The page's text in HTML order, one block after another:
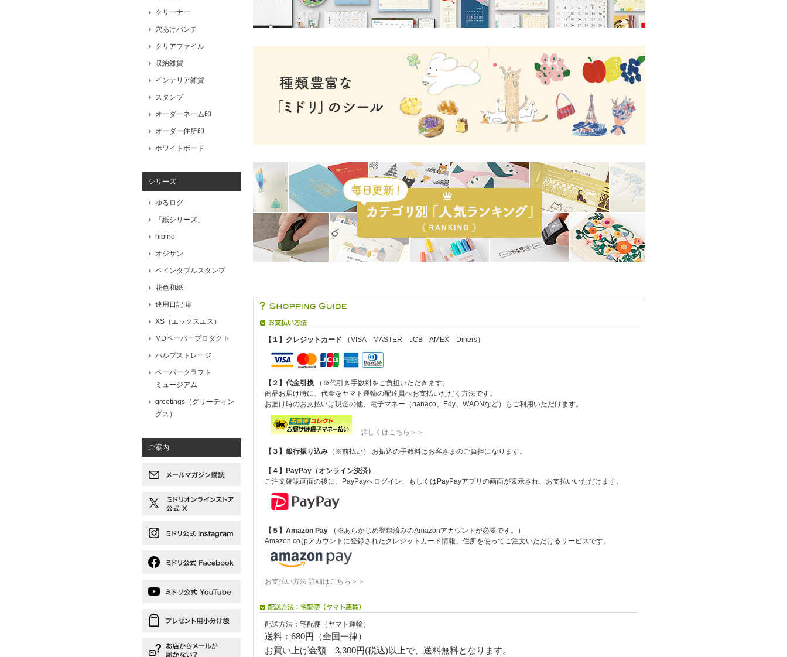
クリーナー
穴あけパンチ
クリアファイル
収納雑貨
インテリア雑貨
スタンプ
オーダーネーム印
オーダー住所印
ホワイトボード
シリーズ
ゆるログ
「紙シリーズ」
hibino
オジサン
ペインタブルスタンプ
花色和紙
連用日記 扉
XS（エックスエス）
MDペーパープロダクト
パルプストレージ
ペーパークラフト
ミュージアム
greetings（グリーティン
グス）
ご案内
【１】クレジットカード （VISA MASTER JCB AMEX Diners）
【２】代金引換 （※代引き手数料をご負担いただきます）
商品お届け時に、代金をヤマト運輸の配達員へお支払いただく方法です。
お届け時のお支払いは現金の他、電子マネー（nanaco、Edy、WAONなど）もご利用いただけます。
詳しくはこちら＞＞
【３】銀行振り込み （※前払い） お振込の手数料はお客さまのご負担になります。
【４】PayPay（オンライン決済）
ご注文確認画面の後に、PayPayへログイン、もしくはPayPayアプリの画面が表示され、お支払いいただけます。
【５】Amazon Pay （※あらかじめ登録済みのAmazonアカウントが必要です。）
Amazon.co.jpアカウントに登録されたクレジットカード情報、住所を使ってご注文いただけるサービスです。
お支払い方法 詳細はこちら＞＞
配送方法：宅配便（ヤマト運輸）
送料：680円（全国一律）
お買い上げ金額 3,300円(税込)以上で、送料無料となります。